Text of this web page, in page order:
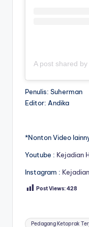
Penulis: Suherman
Editor: Andika
*Nonton Video
Youtube : Kejadian
Instagram :
Post Views:428
Tags:
Pedagang Ketoprak